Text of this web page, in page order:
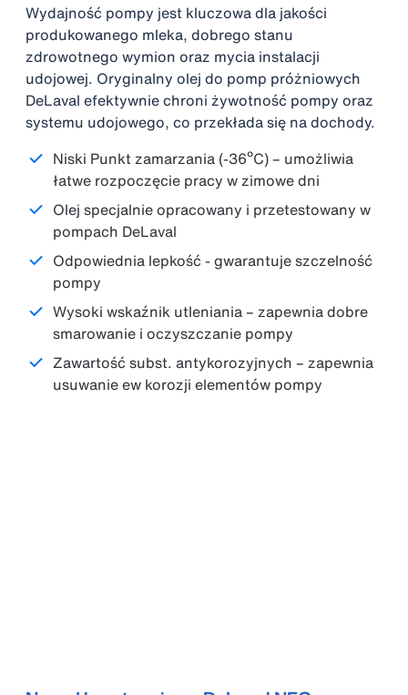
Wydajność pompy jest kluczowa dla jakości
produkowanego mleka, dobrego stanu
zdrowotnego wymion oraz mycia instalacji
udojowej. Oryginalny olej do pomp próżniowych
DeLaval efektywnie chroni żywotność pompy oraz
systemu udojowego, co przekłada się na dochody.
Niski Punkt zamarzania (-36ºC) – umożliwia
łatwe rozpoczęcie pracy w zimowe dni
Olej specjalnie opracowany i przetestowany w
pompach DeLaval
Odpowiednia lepkość - gwarantuje szczelność
pompy
Wysoki wskaźnik utleniania – zapewnia dobre
smarowanie i oczyszczanie pompy
Zawartość subst. antykorozyjnych – zapewnia
usuwanie ew korozji elementów pompy